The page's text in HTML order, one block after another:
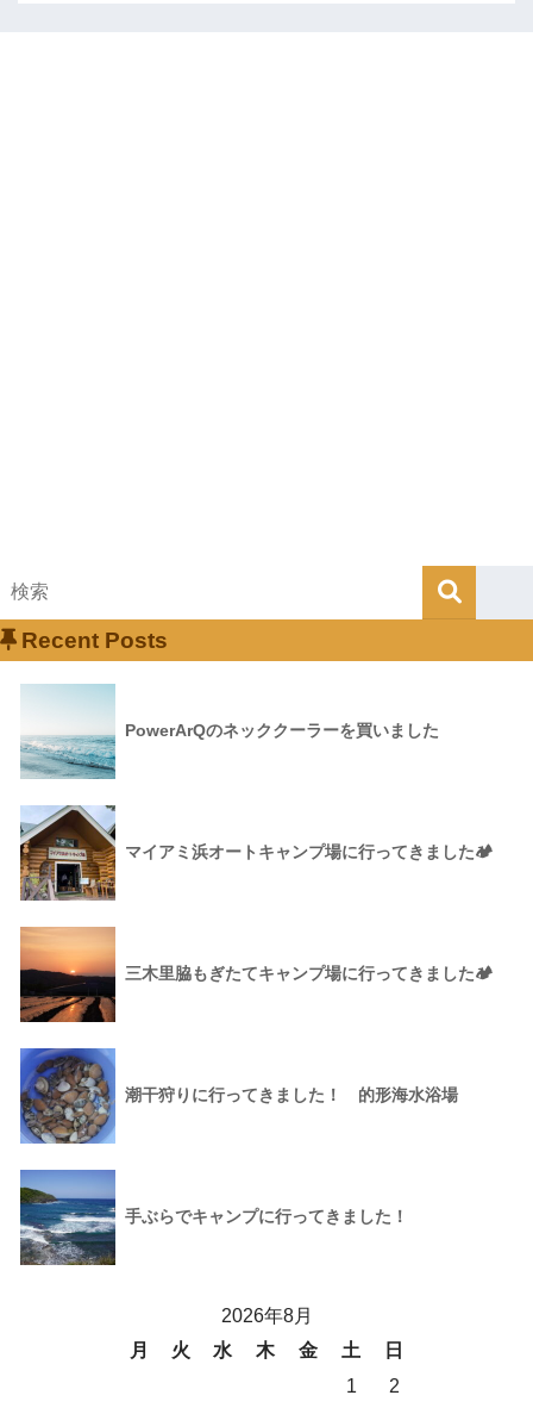
Recent Posts
PowerArQのネッククーラーを買いました
マイアミ浜オートキャンプ場に行ってきました🏕
三木里脇もぎたてキャンプ場に行ってきました🏕
潮干狩りに行ってきました！ 的形海水浴場
手ぶらでキャンプに行ってきました！
2026年8月
月
火 水 木 金 土
日
1
2